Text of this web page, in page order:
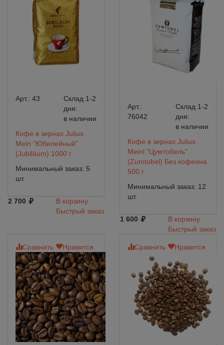
Арт.: 43
Склад 1-2
дня:
в наличии
Кофе в зернах Julius
Mein "Юбилейный"
(Jubiläum) 1000 г
Минимальный заказ: 5
шт.
2 700
В корзину
Быстрый заказ
Арт.:
76042
Склад 1-2
дня:
в наличии
Кофе в зернах Julius
Meinl "Цумтобель"
(Zumtobel) Без кофеина
500 г
Минимальный заказ: 12
шт.
1 600
В корзину
Быстрый заказ
Сравнить Нравится Сравнить Нравится